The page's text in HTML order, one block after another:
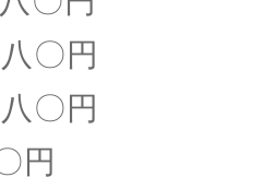
円
円
円